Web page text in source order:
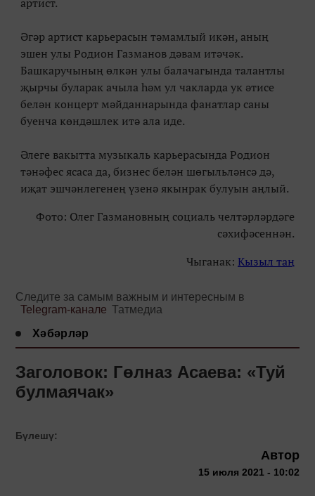
Әгәр артист карьерасын тәмамлый икән, аның
эшен улы Родион Газманов дәвам итәчәк.
Башкаручының өлкән улы балачагында талантлы
җырчы буларак ачыла һәм ул чакларда ук әтисе
белән концерт мәйданнарында фанатлар саны
буенча көндәшлек итә ала иде.
Әлеге вакытта музыкаль карьерасында Родион
тәнәфес ясаса да, бизнес белән шөгыльләнсә дә,
иҗат эшчәнлегенең үзенә якынрак булуын аңлый.
Фото: Олег Газмановның социаль челтәрләрдәге
сәхифәсеннән.
Чыганак: Кызыл таң
Следите за самым важным и интересным в
Telegram-канале Татмедиа
Хәбәрләр
Заголовок: Гөлназ Асаева: «Туй
булмаячак»
Бүлешү:
Автор
15 июля 2021 - 10:02